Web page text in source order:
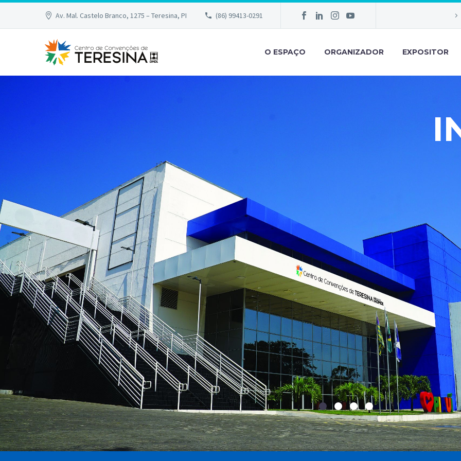
Av. Mal. Castelo Branco, 1275 – Teresina, PI (86) 99413-0291
O ESPAÇO ORGANIZADOR EXPOSITOR